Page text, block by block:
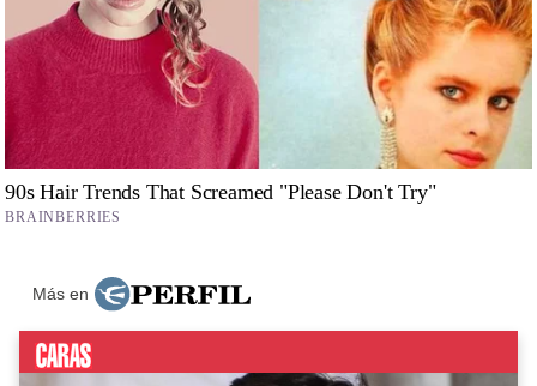
Más en